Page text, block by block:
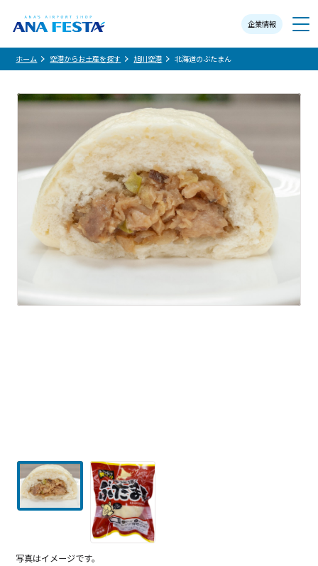
企業情報
メニュー
ホーム 空港からお土産を探す 旭川空港 北海道のぶたまん
写真はイメージです。